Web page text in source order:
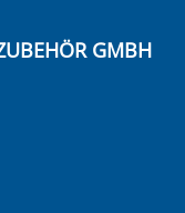
GMBH